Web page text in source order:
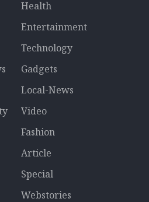
Health
Entertainment
Technology
Gadgets
Local-News
Video
Fashion
Article
Special
Webstories